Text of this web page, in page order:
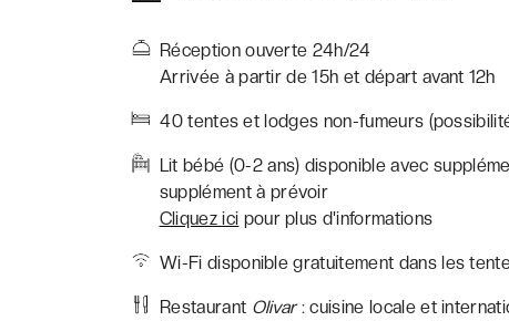
Réception ouverte 24h/24
Arrivée à partir de 15h et départ avant 12h
40 tentes et lodges non-fumeurs
Lit bébé (0-2 ans) disponible avec
supplément à prévoir
Cliquez ici pour plus d'informations
Wi-Fi disponible gratuitement dans les
Restaurant Olivar: cuisine locale et